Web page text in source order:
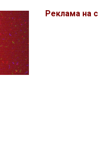
Реклама на